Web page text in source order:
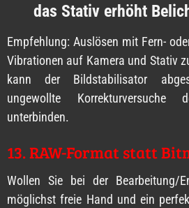
das Stativ erhöht
Empfehlung: Auslösen mit Fern-
Vibrationen auf Kamera und Stativ
kann der Bildstabilisator
ungewollte Korrekturversuche
unterbinden.
13. RAW-Format statt
Wollen Sie bei der Bearbeitung/
möglichst freie Hand und ein